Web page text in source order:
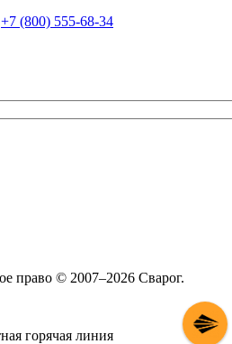
+7 (800) 555-68-34
право © 2007–2026 Сварог.
горячая линия